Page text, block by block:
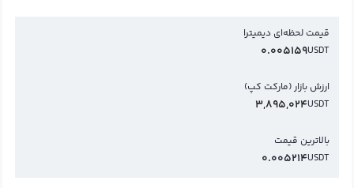
قیمت لحظه‌ای دیمیترا
USDT
0.005159
ارزش بازار (مارکت کپ)
USDT
3,895,024
بالاترین قیمت
USDT
0.005214